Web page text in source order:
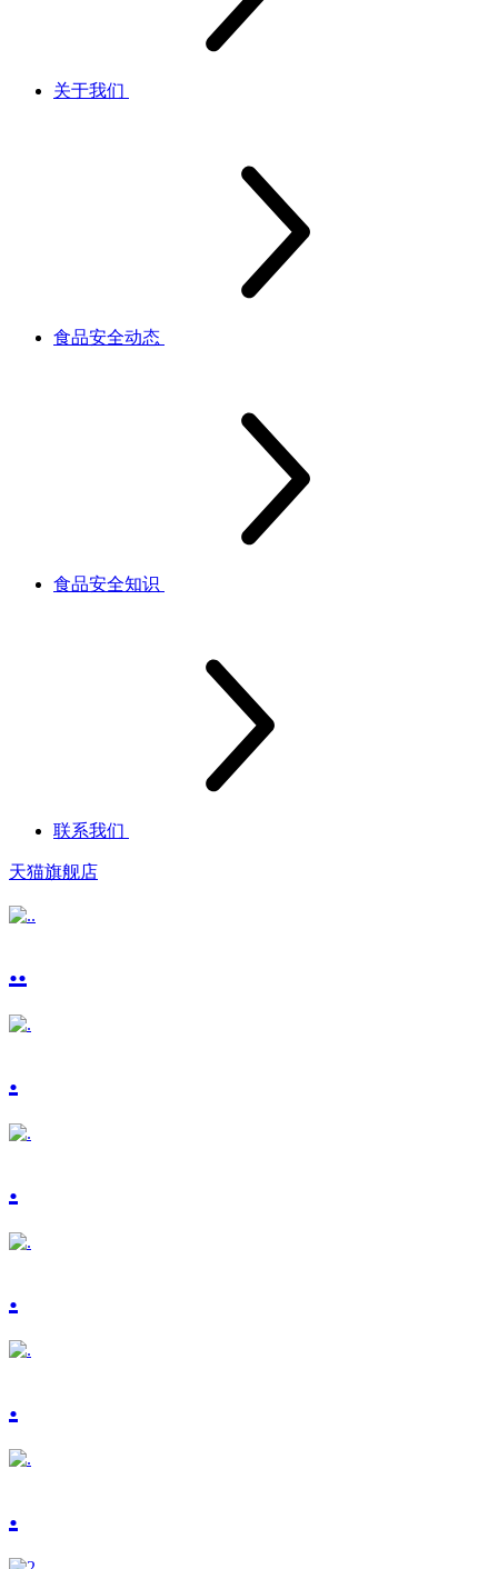
关于我们
食品安全动态
食品安全知识
联系我们
天猫旗舰店
..
.
.
.
.
.